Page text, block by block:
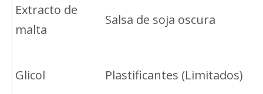
Extracto de
malta
Salsa de soja oscura
Glicol Plastificantes (Limitados)